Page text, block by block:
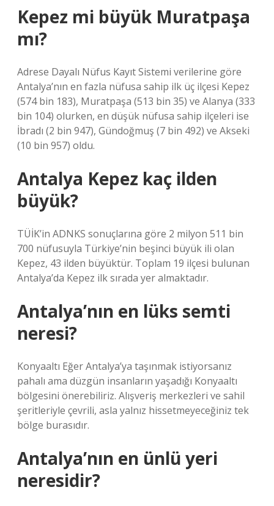
Kepez mi büyük Muratpaşa
mı?
Adrese Dayalı Nüfus Kayıt Sistemi verilerine göre
Antalya’nın en fazla nüfusa sahip ilk üç ilçesi Kepez
(574 bin 183), Muratpaşa (513 bin 35) ve Alanya (333
bin 104) olurken, en düşük nüfusa sahip ilçeleri ise
İbradı (2 bin 947), Gündoğmuş (7 bin 492) ve Akseki
(10 bin 957) oldu.
Antalya Kepez kaç ilden
büyük?
TÜİK’in ADNKS sonuçlarına göre 2 milyon 511 bin
700 nüfusuyla Türkiye’nin beşinci büyük ili olan
Kepez, 43 ilden büyüktür. Toplam 19 ilçesi bulunan
Antalya’da Kepez ilk sırada yer almaktadır.
Antalya’nın en lüks semti
neresi?
Konyaaltı Eğer Antalya’ya taşınmak istiyorsanız
pahalı ama düzgün insanların yaşadığı Konyaaltı
bölgesini önerebiliriz. Alışveriş merkezleri ve sahil
şeritleriyle çevrili, asla yalnız hissetmeyeceğiniz tek
bölge burasıdır.
Antalya’nın en ünlü yeri
neresidir?